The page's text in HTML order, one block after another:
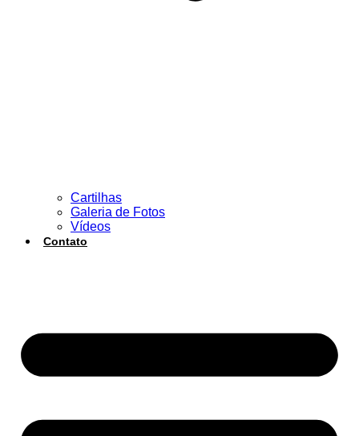
Cartilhas
Galeria de Fotos
Vídeos
Contato